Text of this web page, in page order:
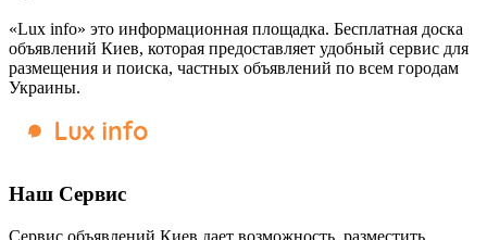
«Lux info» это информационная площадка. Бесплатная доска
объявлений Киев, которая предоставляет удобный сервис для
размещения и поиска, частных объявлений по всем городам
Украины.
Наш Сервис